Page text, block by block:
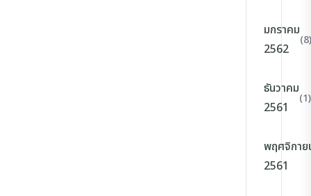
มกราคม
2562
(8)
ธันวาคม
2561
(1)
พฤศจิกาย
2561